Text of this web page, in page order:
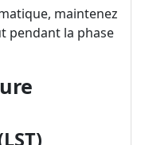
maintenez
pendant la phase